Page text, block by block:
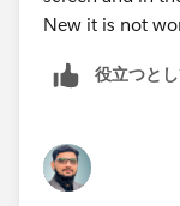
New it is not
役立つと